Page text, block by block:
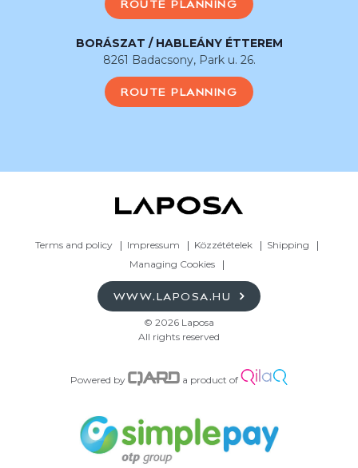
ROUTE PLANNING
BORÁSZAT / HABLEÁNY ÉTTEREM
8261 Badacsony, Park u. 26.
ROUTE PLANNING
Terms and policy Impressum Közzétételek
Shipping
Managing Cookies
WWW.LAPOSA.HU
© 2026 Laposa
All rights reserved
Powered by a product of